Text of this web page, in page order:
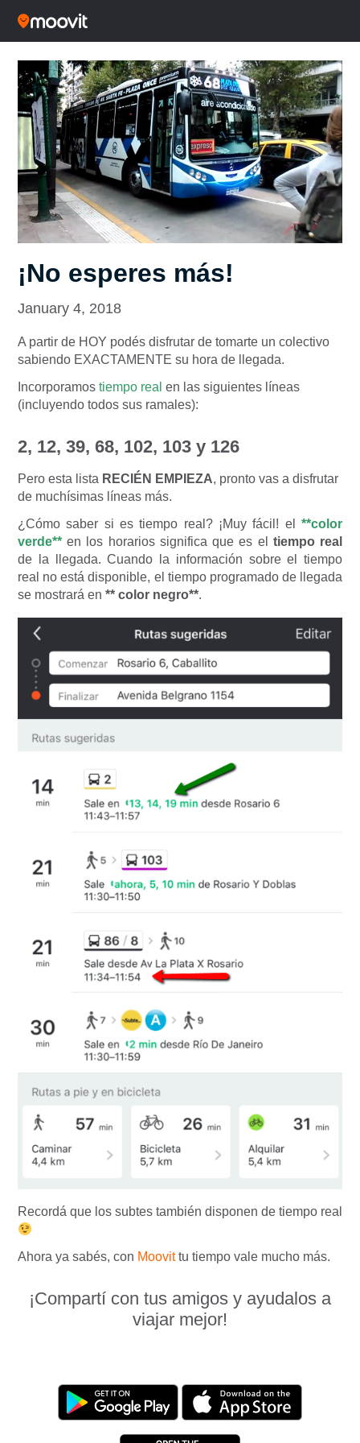
¡No esperes más!
January 4, 2018
A partir de HOY podés disfrutar de tomarte un colectivo
sabiendo EXACTAMENTE su hora de llegada.
Incorporamos tiempo real en las siguientes líneas
(incluyendo todos sus ramales):
2, 12, 39, 68, 102, 103 y 126
Pero esta lista RECIÉN EMPIEZA, pronto vas a disfrutar
de muchísimas líneas más.
¿Cómo saber si es tiempo real? ¡Muy fácil! el
**color
verde** en los horarios significa que es el tiempo real
de la llegada. Cuando la información sobre el tiempo
real no está disponible, el tiempo programado de llegada
se mostrará en ** color negro**.
Recordá que los subtes también disponen de tiempo real
Ahora ya sabés, con Moovittu tiempo vale mucho más.
¡Compartí con tus amigos y ayudalos a
viajar mejor!